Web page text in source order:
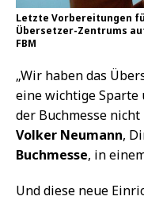
Letzte Vorbereitungen
Übersetzer-Zentrums
FBM
„Wir haben das
eine wichtige Sparte
der Buchmesse
Volker Neumann,
Buchmesse, in
Und diese neue